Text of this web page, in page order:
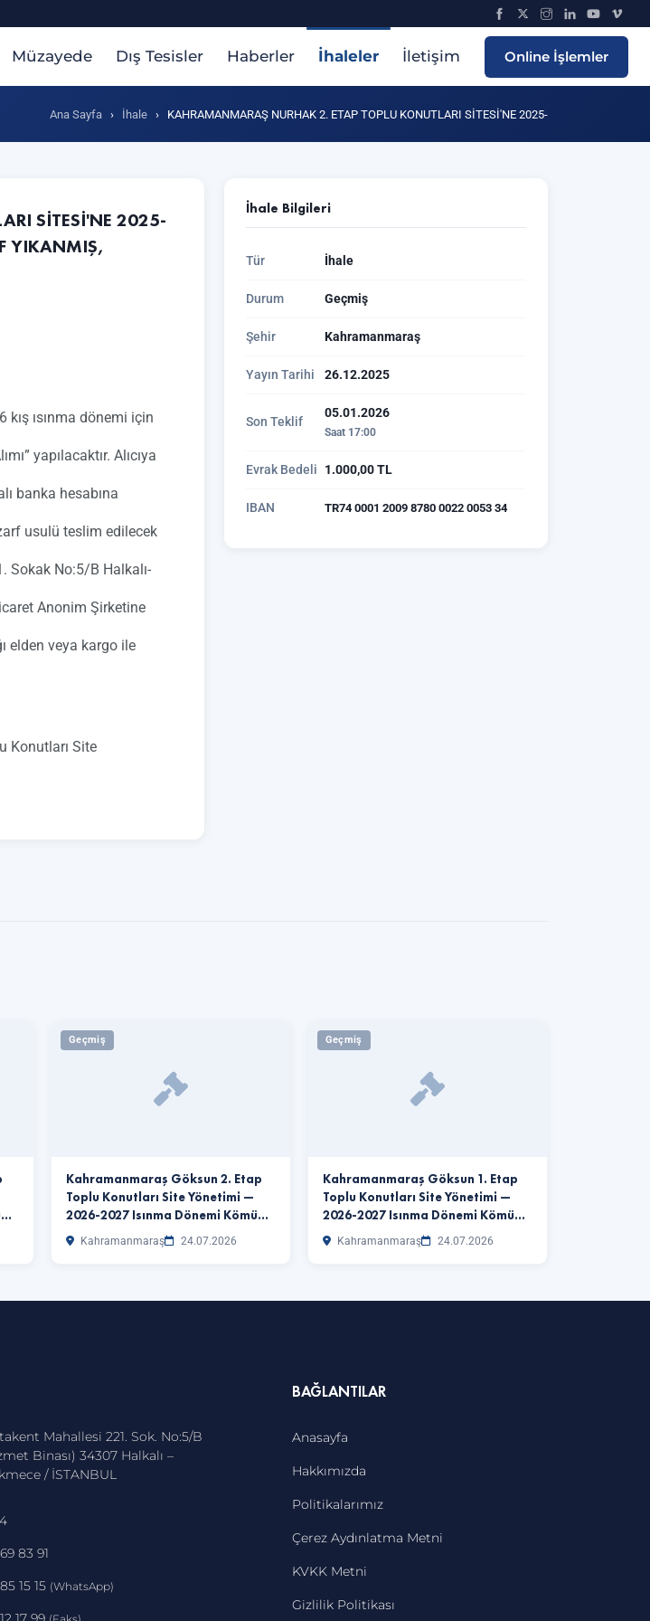
Müzayede Dış Tesisler Haberler İhaleler İletişim Online İşlemler
Ana Sayfa › İhale › KAHRAMANMARAŞ NURHAK 2. ETAP TOPLU KONUTLARI SİTESİ'NE 2025-
SİTESİ'NE 2025-
YIKANMIŞ,
ısınma dönemi için
yapılacaktır. Alıcıya
banka hesabına
usulü teslim edilecek
Sokak No:5/B Halkalı-
Anonim Şirketine
elden veya kargo ile
Konutları Site
İhale Bilgileri
Tür İhale
Durum Geçmiş
Şehir Kahramanmaraş
Yayın Tarihi 26.12.2025
Son Teklif
05.01.2026
Saat 17:00
Evrak Bedeli 1.000,00 TL
IBAN TR74 0001 2009 8780 0022 0053 34
Geçmiş
Kahramanmaraş Göksun 2. Etap
Toplu Konutları Site Yönetimi —
2026-2027 Isınma Dönemi Kömü…
Kahramanmaraş 24.07.2026
Geçmiş
Kahramanmaraş Göksun 1. Etap
Toplu Konutları Site Yönetimi —
2026-2027 Isınma Dönemi Kömü…
Kahramanmaraş 24.07.2026
Mahallesi 221. Sok. No:5/B
Binası) 34307 Halkalı –
/ İSTANBUL
83 91
15 15 (WhatsApp)
BAĞLANTILAR
Anasayfa
Hakkımızda
Politikalarımız
Çerez Aydınlatma Metni
KVKK Metni
Gizlilik Politikası